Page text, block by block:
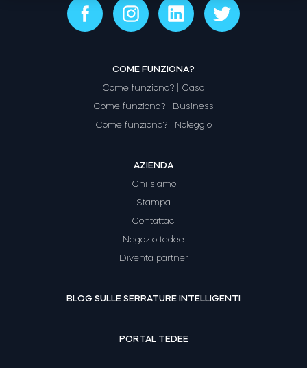
Modulo relè intelligente BleBox
Tedee GO2
Acquista ora
COME FUNZIONA?
Come funziona? | Casa
Come funziona? | Business
Come funziona? | Noleggio
AZIENDA
Chi siamo
Stampa
Contattaci
Negozio tedee
Diventa partner
BLOG SULLE SERRATURE INTELLIGENTI
PORTAL TEDEE